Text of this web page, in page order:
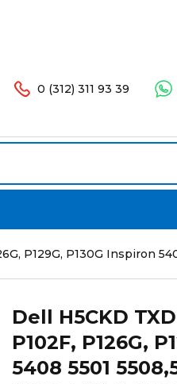
0 (312) 311 93 39
P129G, P130G
Dell H5CKD
P102F, P126G,
5408 5501